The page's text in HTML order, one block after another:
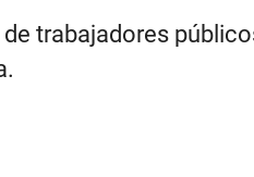
trabajadores